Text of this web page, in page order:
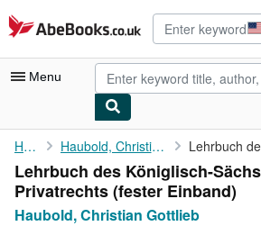
Skip to main content
AbeBooks.co.uk
Menu
My Account
My Purchases
Advanced Search
Home Haubold, Christian Gottlieb
Lehrbuch des Königlisch-
Privatrechts (fester Einband)
Haubold, Christian Gottlieb